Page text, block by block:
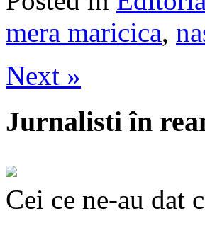
mera maricica,
Next »
Jurnalisti în
Cei ce ne-au dat